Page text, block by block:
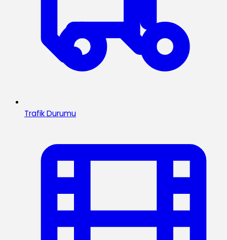
Trafik Durumu